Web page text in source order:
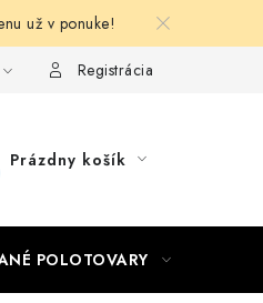
už v ponuke!
Registrácia
Prázdny košík
POLOTOVARY